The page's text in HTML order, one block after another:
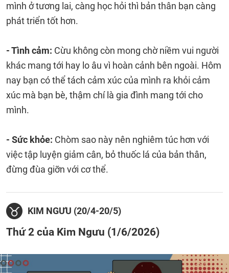
mình ở tương lai, càng học hỏi thì bản thân bạn càng
phát triển tốt hơn.
- Tình cảm: Cừu không còn mong chờ niềm vui người
khác mang tới hay lo âu vì hoàn cảnh bên ngoài. Hôm
nay bạn có thể tách cảm xúc của mình ra khỏi cảm
xúc mà bạn bè, thậm chí là gia đình mang tới cho
mình.
- Sức khỏe: Chòm sao này nên nghiêm túc hơn với
việc tập luyện giảm cân, bỏ thuốc lá của bản thân,
đừng đùa giỡn với cơ thể.
KIM NGƯU (20/4-20/5)
Thứ 2 của Kim Ngưu (1/6/2026)